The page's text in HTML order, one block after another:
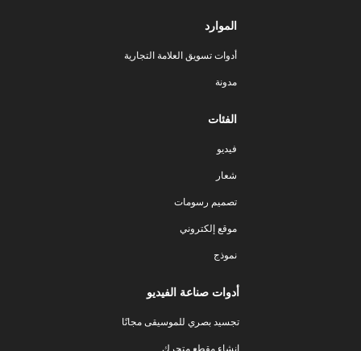
الموارد
أدوات تسويق العلامة التجارية
مدونة
الفئات
فيديو
شعار
تصميم رسومات
موقع إلكتروني
نموذج
أدوات صناعة الفيديو
تجسيد بصري للموسيقى مجانًا
إنشاء مقطع متحرك